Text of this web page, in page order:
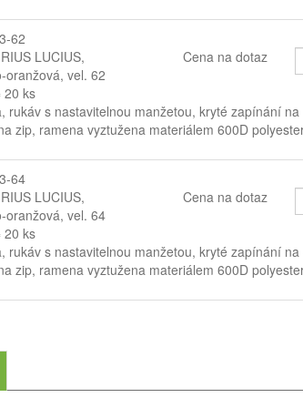
62
LUCIUS,
oranžová, vel. 62
20 ks
Cena na dotaz
rukáv s nastavitelnou manžetou, kryté zapínání
zip, ramena vyztužena materiálem 600D
64
LUCIUS,
oranžová, vel. 64
20 ks
Cena na dotaz
rukáv s nastavitelnou manžetou, kryté zapínání
zip, ramena vyztužena materiálem 600D